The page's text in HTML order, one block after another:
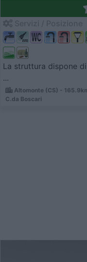
La struttura dispone
...
Altomonte (CS) -
C.da Boscari